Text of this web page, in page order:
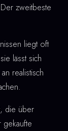
zweitbeste
liegt oft
lässt sich
realistisch
die über
gekaufte